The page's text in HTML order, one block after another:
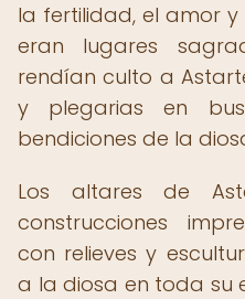
la fertilidad, el amor y
eran lugares
rendían culto a
y plegarias en
bendiciones de la
Los altares de
construcciones
con relieves y
a la diosa en toda su